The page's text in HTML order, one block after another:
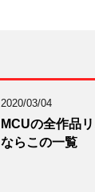
2020/03/04
MCUの全作品
ならこの一覧